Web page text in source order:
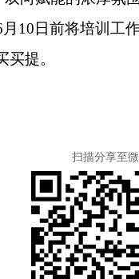
月 10 日前将培训工
买提。
扫描分享至